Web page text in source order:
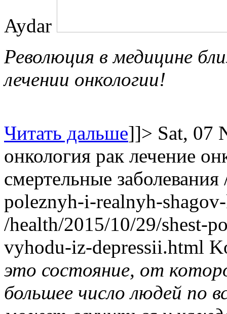
Aydar
Революция в медицине
лечении онкологии!
Читать дальше]]> Sat, 07
онкология рак лечение
смертельные заболевания
poleznyh-i-realnyh-
/health/2015/10/29/shest-
vyhodu-iz-depressii.html
это состояние, от
большее число людей по